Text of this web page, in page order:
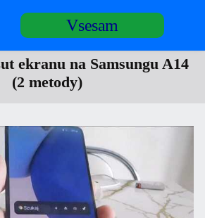
Vsesam
ekranu na Samsungu A14
(2 metody)